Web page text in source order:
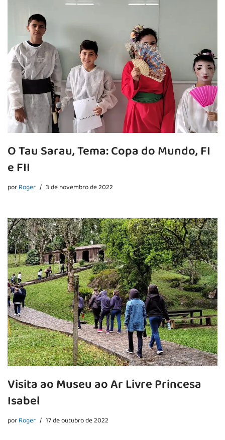
O Tau Sarau, Tema: Copa do Mundo, FI
e FII
porRoger 3 de novembro de 2022
Visita ao Museu ao Ar Livre Princesa
Isabel
porRoger 17 de outubro de 2022